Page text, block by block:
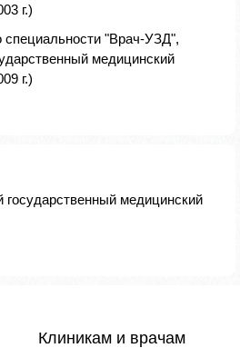
г.)
специальности "Врач-УЗД",
медицинский
г.)
медицинский
Клиникам и врачам